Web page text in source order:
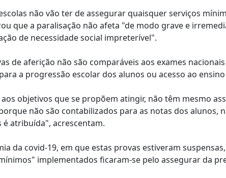
não vão ter de assegurar quaisquer serviços
que a paralisação não afeta "de modo grave e
de necessidade social impreterível".
de aferição não são comparáveis aos exames
a progressão escolar dos alunos ou acesso ao
objetivos que se propõem atingir, não têm mesmo
não são contabilizados para as notas dos alunos,
atribuída", acrescentam.
da covid-19, em que estas provas estiveram
implementados ficaram-se pelo assegurar da